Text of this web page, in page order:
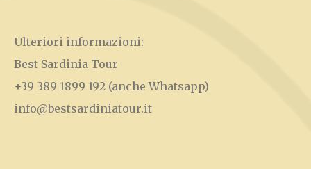
Ulteriori informazioni:
Best Sardinia Tour
+39 389 1899 192 (anche Whatsapp)
info@bestsardiniatour.it